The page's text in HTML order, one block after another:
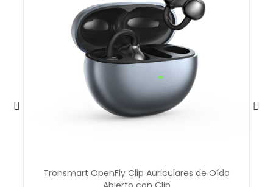
Audífonos Sounfii R4 con cancelación de ruido